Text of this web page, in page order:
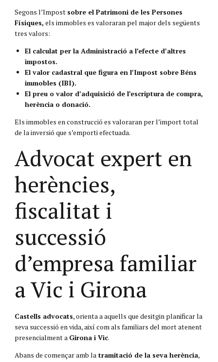
Segons l’Impost sobre el Patrimoni de les Persones
Físiques, els immobles es valoraran pel major dels següents
tres valors:
El calculat per la Administració a l’efecte d’altres
impostos.
El valor cadastral que figura en l’Impost sobre Béns
immobles (IBI).
El preu o valor d’adquisició de l’escriptura de compra,
herència o donació.
Els immobles en construcció es valoraran per l’import total
de la inversió que s’emporti efectuada.
Advocat expert en
herències,
fiscalitat i
successió
d’empresa familiar
a Vic i Girona
Castells advocats, orienta a aquells que desitgin planificar la
seva successió en vida, així com als familiars del mort atenent
presencialment a Girona i Vic.
Abans de començar amb la tramitació de la seva herència,